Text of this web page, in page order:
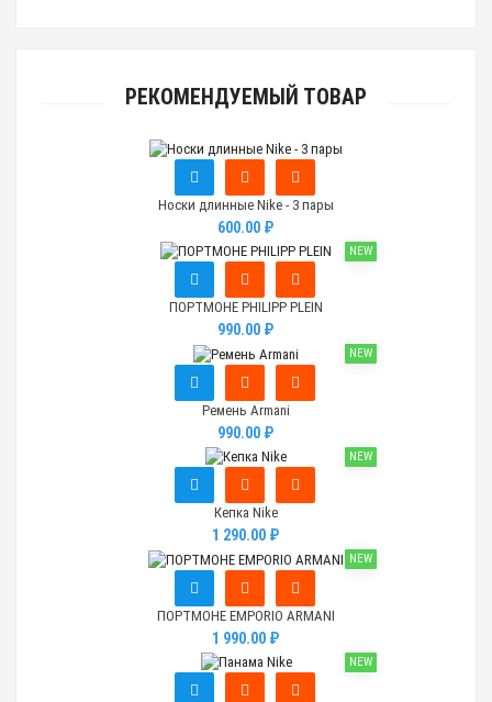
РЕКОМЕНДУЕМЫЙ ТОВАР
Носки длинные Nike - 3 пары
600.00 ₽
NEW
ПОРТМОНЕ PHILIPP PLEIN
990.00 ₽
NEW
Ремень Armani
990.00 ₽
NEW
Кепка Nike
1 290.00 ₽
NEW
ПОРТМОНЕ EMPORIO ARMANI
1 990.00 ₽
NEW